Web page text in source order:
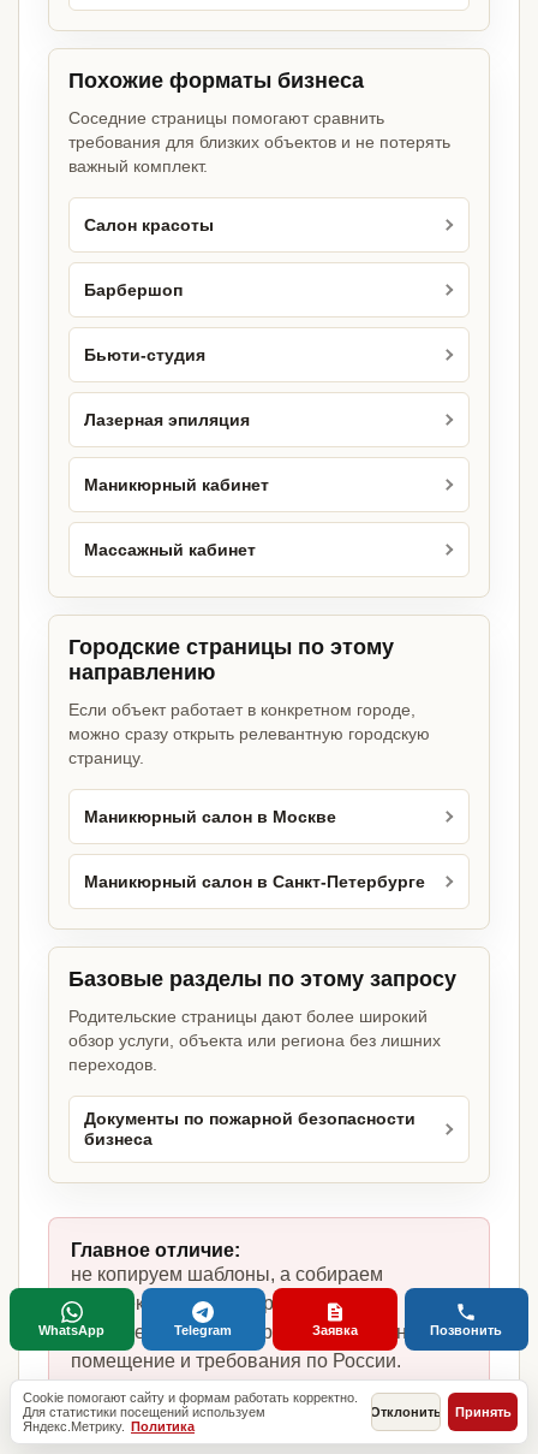
Похожие форматы бизнеса
Соседние страницы помогают сравнить
требования для близких объектов и не потерять
важный комплект.
Салон красоты
Барбершоп
Бьюти-студия
Лазерная эпиляция
Маникюрный кабинет
Массажный кабинет
Городские страницы по этому
направлению
Если объект работает в конкретном городе,
можно сразу открыть релевантную городскую
страницу.
Маникюрный салон в Москве
Маникюрный салон в Санкт-Петербурге
Базовые разделы по этому запросу
Родительские страницы дают более широкий
обзор услуги, объекта или региона без лишних
переходов.
Документы по пожарной безопасности
бизнеса
Главное отличие:
не копируем шаблоны, а собираем
комплект под маникюрный салон,
фактическую модель работы, сотрудников,
помещение и требования по России.
Cookie помогают сайту и формам работать корректно.
Для статистики посещений используем
Яндекс.Метрику. Политика
Отклонить Принять
WhatsApp Telegram Заявка Позвонить